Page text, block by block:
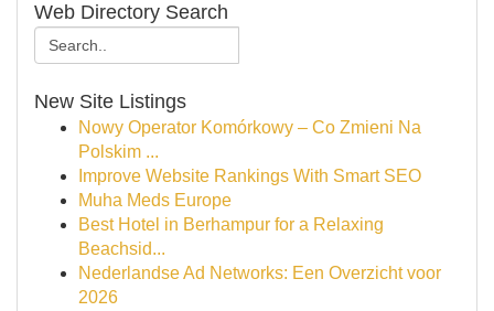
Web Directory Search
New Site Listings
Nowy Operator Komórkowy – Co Zmieni Na
Polskim ...
Improve Website Rankings With Smart SEO
Muha Meds Europe
Best Hotel in Berhampur for a Relaxing
Beachsid...
Nederlandse Ad Networks: Een Overzicht voor
2026